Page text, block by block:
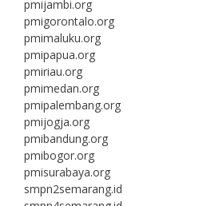
pmijambi.org
pmigorontalo.org
pmimaluku.org
pmipapua.org
pmiriau.org
pmimedan.org
pmipalembang.org
pmijogja.org
pmibandung.org
pmibogor.org
pmisurabaya.org
smpn2semarang.id